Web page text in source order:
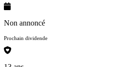
Non annoncé
Prochain dividende